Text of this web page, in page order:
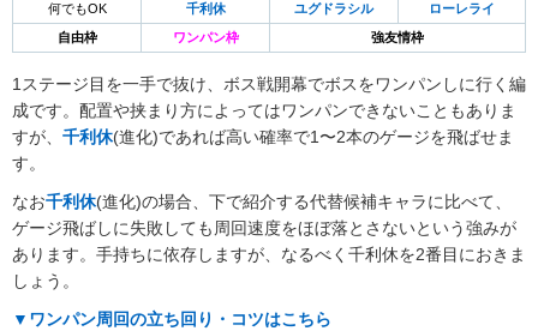
何でもOK 千利休 ユグドラシル
ローレライ
自由枠
ワンパン枠 強友情枠
1ステージ目を一手で抜け、ボス戦開幕でボスをワンパンしに行く編
成です。配置や挟まり方によってはワンパンできないこともありま
すが、 千利休(進化)であれば高い確率で1〜2本のゲージを飛ばせま
す。
なお千利休(進化)の場合、下で紹介する代替候補キャラに比べて、
ゲージ飛ばしに失敗しても周回速度をほぼ落とさないという強みが
あります。手持ちに依存しますが、なるべく千利休を2番目におきま
しょう。
▼ワンパン周回の立ち回り・コツはこちら